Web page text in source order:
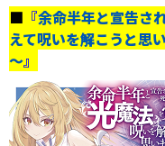
■ 『余命半年と宣告さ
えて呪いを解こうと思
～』